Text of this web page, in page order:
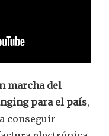
marcha del
para el país,
conseguir